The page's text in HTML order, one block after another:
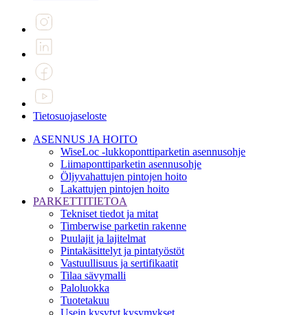
Tietosuojaseloste
ASENNUS JA HOITO
WiseLoc -lukkoponttiparketin asennusohje
Liimaponttiparketin asennusohje
Öljyvahattujen pintojen hoito
Lakattujen pintojen hoito
PARKETTITIETOA
Tekniset tiedot ja mitat
Timberwise parketin rakenne
Puulajit ja lajitelmat
Pintakäsittelyt ja pintatyöstöt
Vastuullisuus ja sertifikaatit
Tilaa sävymalli
Paloluokka
Tuotetakuu
Usein kysytyt kysymykset